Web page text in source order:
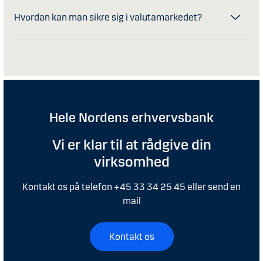
Hvordan kan man sikre sig i valutamarkedet?
Hele Nordens erhvervsbank
Vi er klar til at rådgive din
virksomhed
Kontakt os på telefon +45 33 34 25 45 eller send en
mail
Kontakt os